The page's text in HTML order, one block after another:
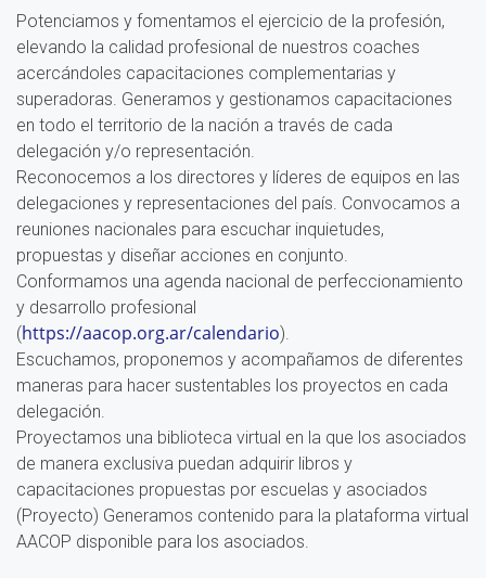
Potenciamos y fomentamos el ejercicio de la profesión,
elevando la calidad profesional de nuestros coaches
acercándoles capacitaciones complementarias y
superadoras. Generamos y gestionamos capacitaciones
en todo el territorio de la nación a través de cada
delegación y/o representación.
Reconocemos a los directores y líderes de equipos en las
delegaciones y representaciones del país. Convocamos a
reuniones nacionales para escuchar inquietudes,
propuestas y diseñar acciones en conjunto.
Conformamos una agenda nacional de perfeccionamiento
y desarrollo profesional
(https://aacop.org.ar/calendario).
Escuchamos, proponemos y acompañamos de diferentes
maneras para hacer sustentables los proyectos en cada
delegación.
Proyectamos una biblioteca virtual en la que los asociados
de manera exclusiva puedan adquirir libros y
capacitaciones propuestas por escuelas y asociados
(Proyecto) Generamos contenido para la plataforma virtual
AACOP disponible para los asociados.